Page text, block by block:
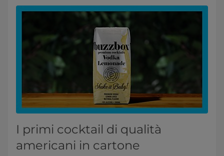
I primi cocktail di qualità
americani in cartone